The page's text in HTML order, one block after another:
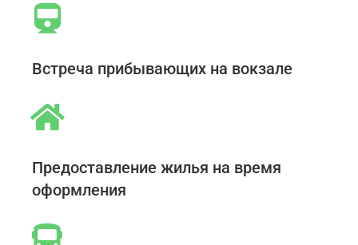
Встреча прибывающих на вокзале
Предоставление жилья на время
оформления